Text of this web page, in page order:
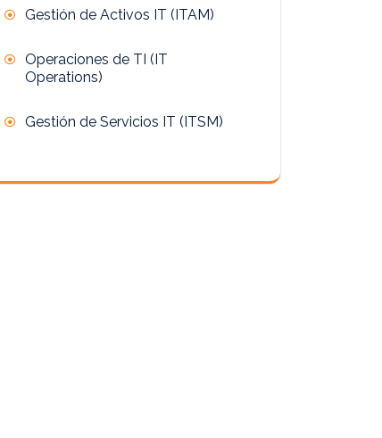
Gestión de Activos IT (ITAM)
Operaciones de TI (IT
Operations)
Gestión de Servicios IT (ITSM)